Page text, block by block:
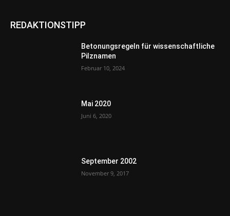
REDAKTIONSTIPP
Betonungsregeln für wissenschaftliche
Pilznamen
Februar 10, 2024
Mai 2020
Juni 6, 2020
September 2002
November 9, 2017